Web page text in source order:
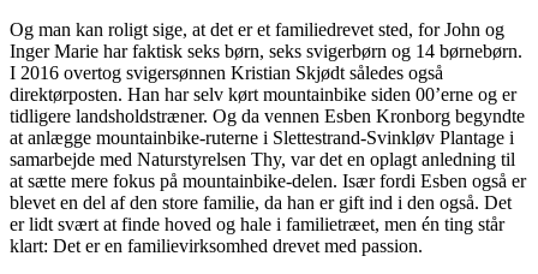
Og man kan roligt sige, at det er et familiedrevet sted, for John og
Inger Marie har faktisk seks børn, seks svigerbørn og 14 børnebørn.
I 2016 overtog svigersønnen Kristian Skjødt således også
direktørposten. Han har selv kørt mountainbike siden 00’erne og er
tidligere landsholdstræner. Og da vennen Esben Kronborg begyndte
at anlægge mountainbike-ruterne i Slettestrand-Svinkløv Plantage i
samarbejde med Naturstyrelsen Thy, var det en oplagt anledning til
at sætte mere fokus på mountainbike-delen. Især fordi Esben også er
blevet en del af den store familie, da han er gift ind i den også. Det
er lidt svært at finde hoved og hale i familietræet, men én ting står
klart: Det er en familievirksomhed drevet med passion.